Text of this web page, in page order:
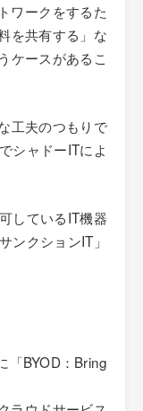
ワークをするた
を共有する」な
ケースがあるこ
工夫のつもりで
シャドーITによ
しているIT機器
ンクションIT」
「BYOD：Bring